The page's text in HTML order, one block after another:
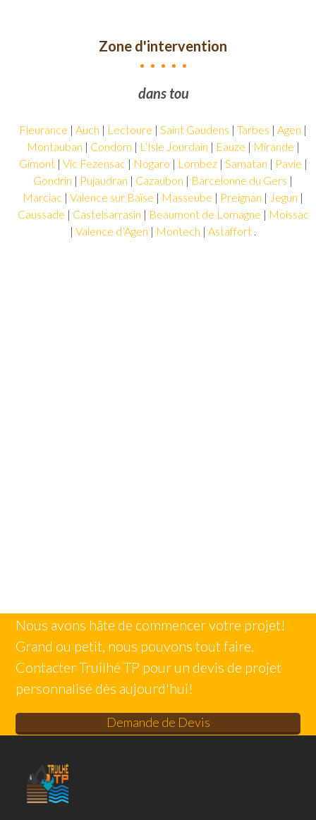
Zone d'intervention
Truilhé
dans
tout
le
Gers,
voire
sur
tout
les
dans tout le Gers,
Fleurance |Auch | Lectoure |Saint Gaudens |Tarbes |Agen |
Montauban | Condom | L’Isle Jourdain | Eauze | Mirande |
Gimont| Vic Fezensac | Nogaro | Lombez| Samatan | Pavie |
Gondrin | Pujaudran | Cazaubon | Barcelonne du Gers |
Marciac |Valence sur Baïse | Masseube | Preignan | Jegun |
Caussade | Castelsarrasin | Beaumont de Lomagne | Moissac
|Valence d’Agen | Montech |Astaffort .
Nous avons hâte de commencer votre projet!
Grand ou petit, nous pouvons tout faire.
Contacter Truilhé TP pour un devis de projet
personnalisé dès aujourd'hui!
Demande de Devis